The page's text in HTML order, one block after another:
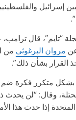
بين إسرائيل
“تايم”، قال
مروان البرغوثي من
القرار بشأن ذلك”.
متكرر فكرة ضم
وقال: “لن يحدث
إذا حدث هذا